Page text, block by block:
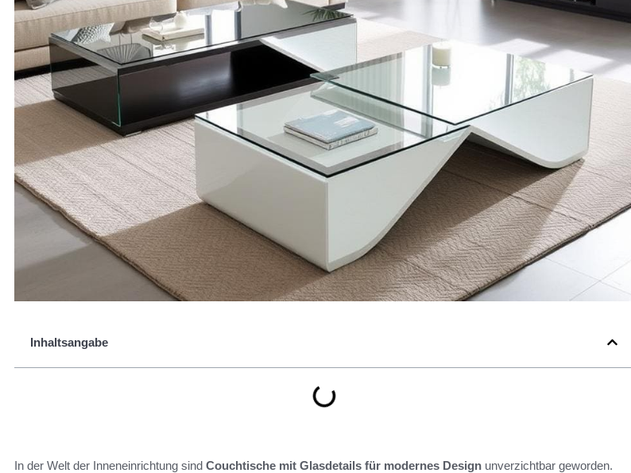
Inhaltsangabe
In der Welt der Inneneinrichtung sind Couchtische mit Glasdetails für modernes Design unverzichtbar geworden.